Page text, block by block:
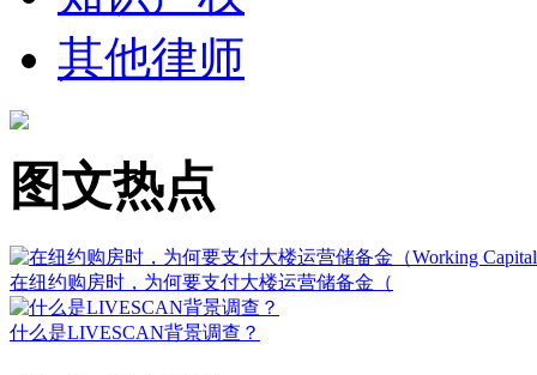
其他律师
图文热点
在纽约购房时，为何要支付大楼运营储备金（
什么是LIVESCAN背景调查？